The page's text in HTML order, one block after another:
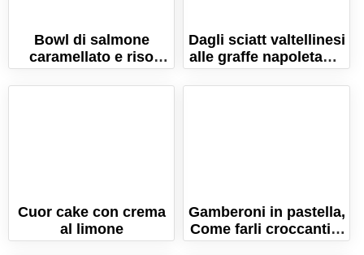
Bowl di salmone
caramellato e riso
basmati (tutto in 1
sola pentola!)
Dagli sciatt valtellinesi
alle graffe napoletane.
Viaggio nello street
food italiano
Cuor cake con crema
al limone
Gamberoni in pastella,
Come farli croccanti e
asciutti!